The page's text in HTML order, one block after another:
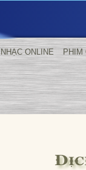
NHẠC ONLINE PHIM